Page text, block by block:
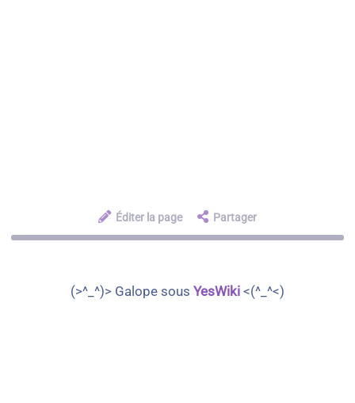
Éditer la page Partager
(>^_^)> Galope sous YesWiki <(^_^<)